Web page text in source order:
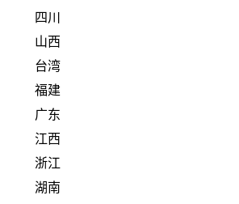
四川
山西
台湾
福建
广东
江西
浙江
湖南